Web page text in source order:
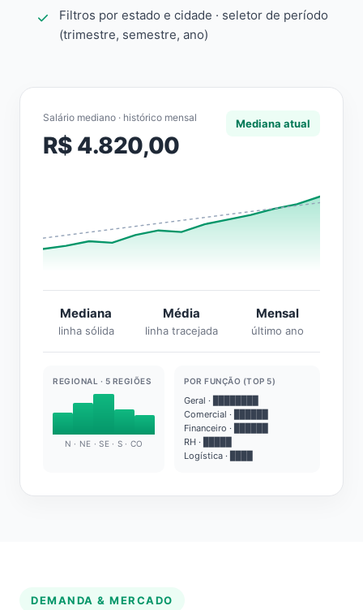
Filtros por estado e cidade · seletor de período
(trimestre, semestre, ano)
Salário mediano · histórico mensal
R$ 4.820,00
Mediana atual
Mediana
linha sólida
Média
linha tracejada
Mensal
último ano
REGIONAL · 5 REGIÕES
N · NE · SE · S · CO
POR FUNÇÃO (TOP 5)
Geral · ████████
Comercial · ██████
Financeiro · ██████
RH · █████
Logística · ████
DEMANDA & MERCADO